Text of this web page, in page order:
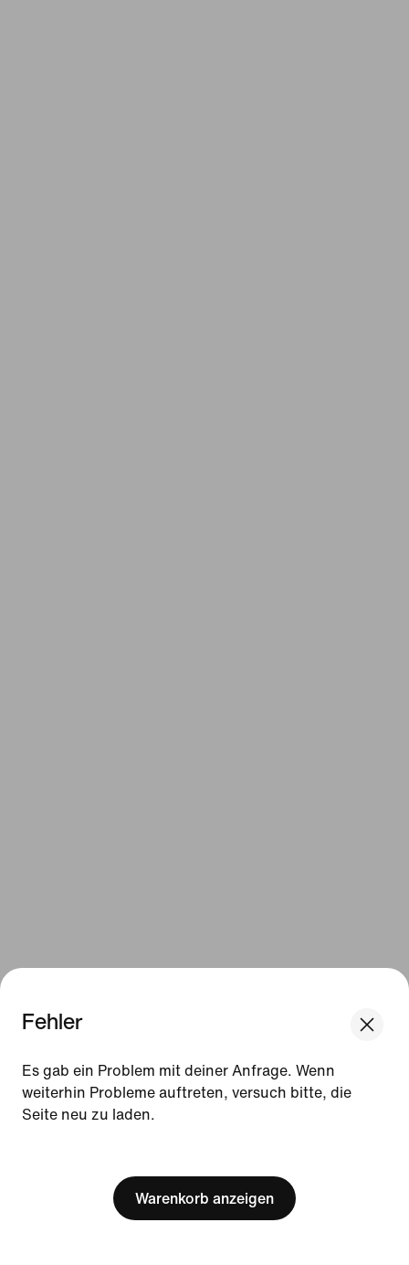
Fehler
Es gab ein Problem mit deiner Anfrage. Wenn
weiterhin Probleme auftreten, versuch bitte, die
Seite neu zu laden.
Warenkorb anzeigen